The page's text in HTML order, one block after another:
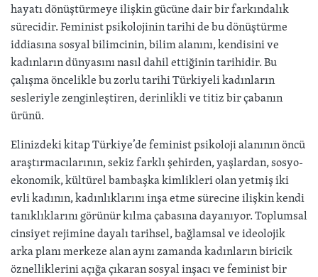
hayatı dönüştürmeye ilişkin gücüne dair bir farkındalık
sürecidir. Feminist psikolojinin tarihi de bu dönüştürme
iddiasına sosyal bilimcinin, bilim alanını, kendisini ve
kadınların dünyasını nasıl dahil ettiğinin tarihidir. Bu
çalışma öncelikle bu zorlu tarihi Türkiyeli kadınların
sesleriyle zenginleştiren, derinlikli ve titiz bir çabanın
ürünü.
Elinizdeki kitap Türkiye’de feminist psikoloji alanının öncü
araştırmacılarının, sekiz farklı şehirden, yaşlardan, sosyo-
ekonomik, kültürel bambaşka kimlikleri olan yetmiş iki
evli kadının, kadınlıklarını inşa etme sürecine ilişkin kendi
tanıklıklarını görünür kılma çabasına dayanıyor. Toplumsal
cinsiyet rejimine dayalı tarihsel, bağlamsal ve ideolojik
arka planı merkeze alan aynı zamanda kadınların biricik
öznelliklerini açığa çıkaran sosyal inşacı ve feminist bir